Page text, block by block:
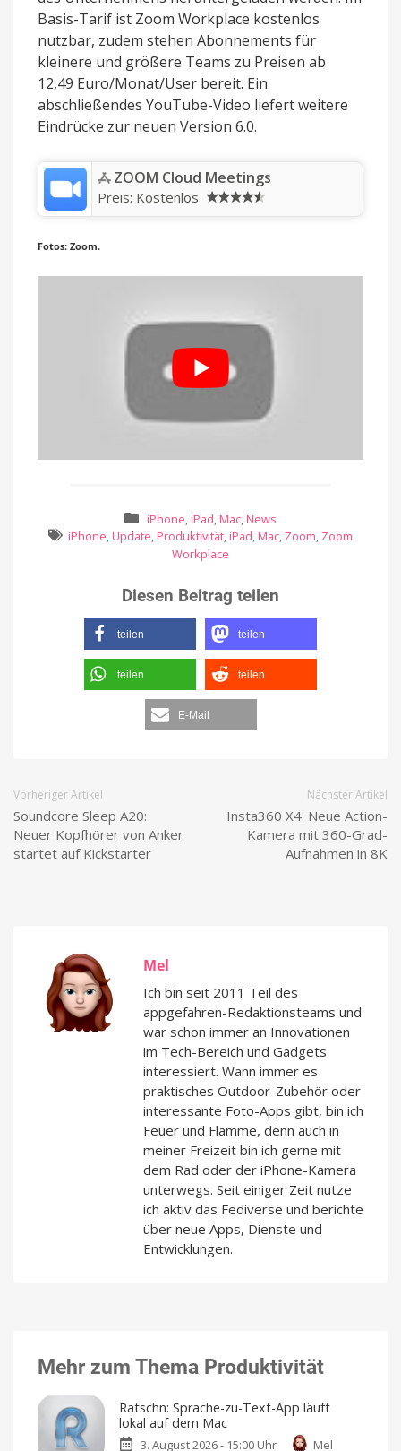
Basis-Tarif ist Zoom Workplace kostenlos
nutzbar, zudem stehen Abonnements für
kleinere und größere Teams zu Preisen ab
12,49 Euro/Monat/User bereit. Ein
abschließendes YouTube-Video liefert weitere
Eindrücke zur neuen Version 6.0.
‎ZOOM Cloud Meetings
Preis: Kostenlos
Fotos: Zoom.
iPhone, iPad, Mac, News
iPhone, Update, Produktivität, iPad, Mac, Zoom, Zoom
Workplace
Diesen Beitrag teilen
teilen teilen
teilen teilen
E-Mail
Vorheriger Artikel
Soundcore Sleep A20:
Neuer Kopfhörer von Anker
startet auf Kickstarter
Nächster Artikel
Insta360 X4: Neue Action-
Kamera mit 360-Grad-
Aufnahmen in 8K
Mel
Ich bin seit 2011 Teil des
appgefahren-Redaktionsteams und
war schon immer an Innovationen
im Tech-Bereich und Gadgets
interessiert. Wann immer es
praktisches Outdoor-Zubehör oder
interessante Foto-Apps gibt, bin ich
Feuer und Flamme, denn auch in
meiner Freizeit bin ich gerne mit
dem Rad oder der iPhone-Kamera
unterwegs. Seit einiger Zeit nutze
ich aktiv das Fediverse und berichte
über neue Apps, Dienste und
Entwicklungen.
Mehr zum Thema Produktivität
Ratschn: Sprache-zu-Text-App läuft
lokal auf dem Mac
3. August 2026 - 15:00 Uhr
Mel